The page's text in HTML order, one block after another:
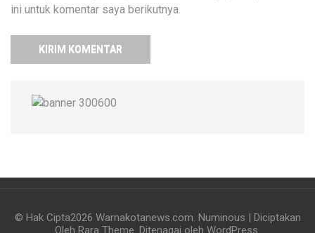
ini untuk komentar saya berikutnya.
© Hak Cipta2026 Warnakotanews.com. Numinous | Diciptakan
Oleh Rara Theme . Ditenagai oleh WordPress